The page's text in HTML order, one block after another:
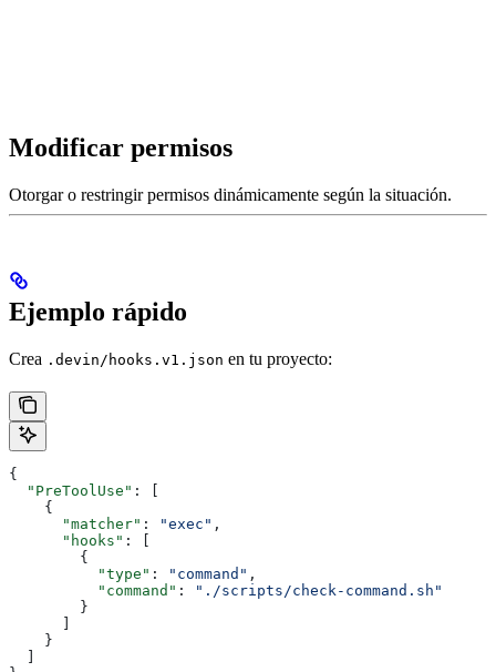
Modificar permisos
Otorgar o restringir permisos dinámicamente según la situación.
Ejemplo rápido
Crea .devin/hooks.v1.json en tu proyecto:
{
  "PreToolUse"
: [
    {
      "matcher"
: "exec" ,
      "hooks"
: [
        {
          "type"
: "command" ,
          "command"
:
"./scripts/check-command.sh"
        }
    }